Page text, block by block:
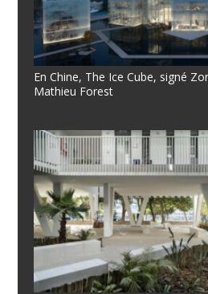
En Chine, The Ice Cube, signé
Mathieu Forest